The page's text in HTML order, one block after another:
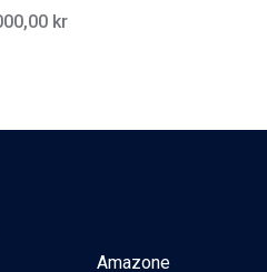
kr
Amazone